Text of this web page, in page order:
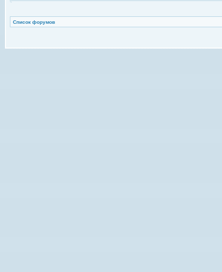
Список форумов